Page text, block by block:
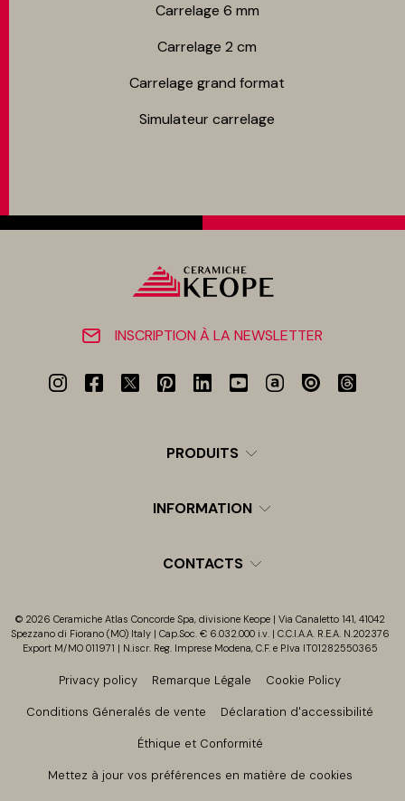
Carrelage 6 mm
Carrelage 2 cm
Carrelage grand format
Simulateur carrelage
INSCRIPTION À LA NEWSLETTER
PRODUITS
INFORMATION
CONTACTS
© 2026 Ceramiche Atlas Concorde Spa, divisione Keope | Via Canaletto 141, 41042
Spezzano di Fiorano (MO) Italy | Cap.Soc. € 6.032.000 i.v. | C.C.I.A.A. R.E.A. N.202376
Export M/MO 011971 | N.iscr. Reg. Imprese Modena, C.F. e P.Iva IT01282550365
Privacy policy Remarque Légale Cookie Policy
Conditions Géneralés de vente Déclaration d'accessibilité
Éthique et Conformité
Mettez à jour vos préférences en matière de cookies